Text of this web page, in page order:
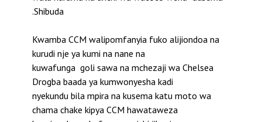
.Shibuda
Kwamba CCM walipomfanyia fuko alijiondoa na
kurudi nje ya kumi na nane na
kuwafunga goli sawa na mchezaji wa Chelsea
Drogba baada ya kumwonyesha kadi
nyekundu bila mpira na kusema katu moto wa
chama chake kipya CCM hawataweza